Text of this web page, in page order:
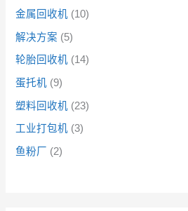
金属回收机 10
解决方案 5
轮胎回收机 14
蛋托机 9
塑料回收机 23
工业打包机 3
鱼粉厂 2